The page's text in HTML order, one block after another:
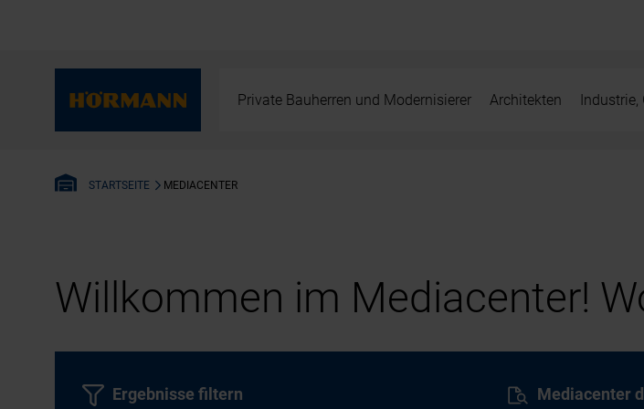
Private Bauherren und Modernisierer Architekten Industrie,
STARTSEITE MEDIACENTER
Willkommen im Mediacenter!
Mediacenter
Ergebnisse filtern